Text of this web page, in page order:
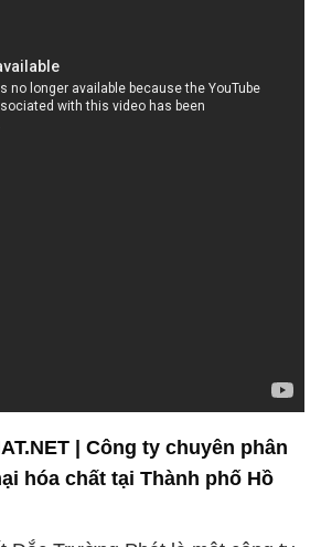
| Công ty chuyên phân
hóa chất tại Thành phố Hồ